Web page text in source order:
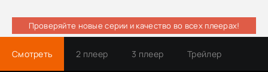
Проверяйте новые серии и качество во всех плеерах!
Смотреть 2 плеер 3 плеер Трейлер